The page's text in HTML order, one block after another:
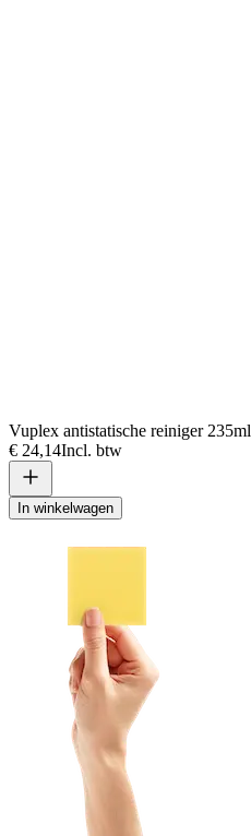
Vuplex antistatische reiniger 235ml
€ 24,14Incl. btw
In winkelwagen